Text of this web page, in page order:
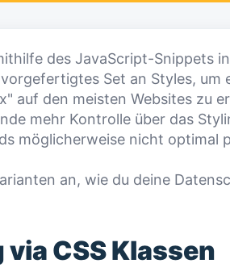
des JavaScript-Snippets
Set an Styles, um
auf den meisten Websites zu
mehr Kontrolle über das
möglicherweise nicht optimal
an, wie du deine
CSS Klassen